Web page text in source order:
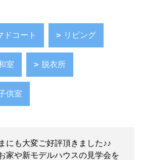
ドコート リビング
室 脱衣所
供室
にも大変ご好評頂きました♪♪
家や新モデルハウスの見学会を